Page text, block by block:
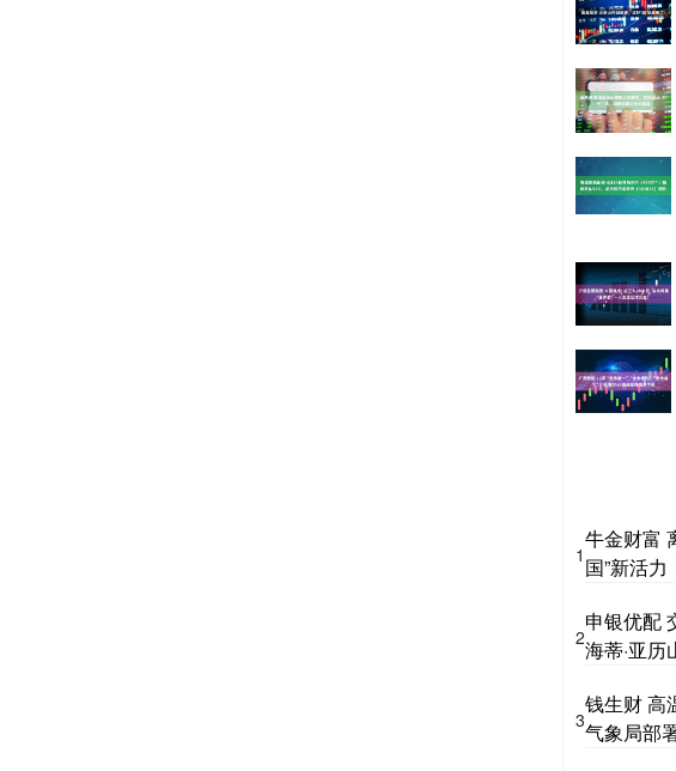
1
牛金财富
国”新活力
2
申银优配
海蒂·亚历
3
钱生财 高
气象局部